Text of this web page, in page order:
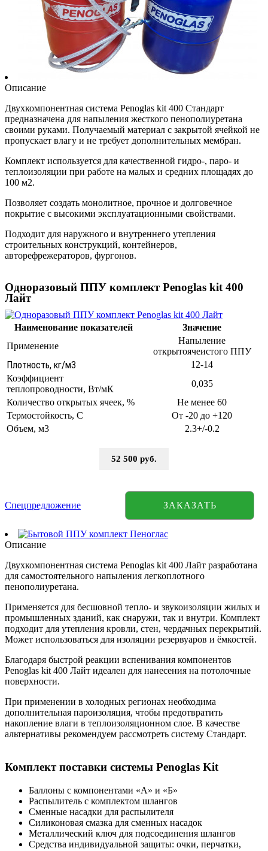
Описание
Двухкомпонентная система Penoglas kit 400 Стандарт
предназначена для напыления жесткого пенополиуретана
своими руками. Получаемый материал с закрытой ячейкой не
пропускает влагу и не требует дополнительных мембран.
Комплект используется для качественной гидро-, паро- и
теплоизоляции при работе на малых и средних площадях до
100 м2.
Позволяет создать монолитное, прочное и долговечное
покрытие с высокими эксплуатационными свойствами.
Подходит для наружного и внутреннего утепления
строительных конструкций, контейнеров,
авторефрежераторов, фургонов.
Одноразовый ППУ комплект Penoglas kit 400
Лайт
Наименование показателей
Значение
Применение
Напыление
открытоячеистого ППУ
Плотность, кг/м3
12-14
Коэффициент
теплопроводности, Вт/мК
0,035
Количество открытых ячеек, %
Не менее 60
Термостойкость, С
От -20 до +120
Объем, м3
2.3+/-0.2
52 500 руб.
Спецпредложение ЗАКАЗАТЬ
Описание
Двухкомпонентная система Penoglas kit 400 Лайт разработана
для самостоятельного напыления легкоплотного
пенополиуретана.
Применяется для бесшовной тепло- и звукоизоляции жилых и
промышленных зданий, как снаружи, так и внутри. Комплект
подходит для утепления кровли, стен, чердачных перекрытий.
Может использоваться для изоляции резервуаров и ёмкостей.
Благодаря быстрой реакции вспенивания компонентов
Penoglas kit 400 Лайт идеален для нанесения на потолочные
поверхности.
При применении в холодных регионах необходима
дополнительная пароизоляция, чтобы предотвратить
накопление влаги в теплоизоляционном слое. В качестве
альтернативы рекомендуем рассмотреть систему Стандарт.
Комплект поставки системы Penoglas Kit
Баллоны с компонентами «А» и «Б»
Распылитель с комплектом шлангов
Сменные насадки для распылителя
Силиконовая смазка для сменных насадок
Металлический ключ для подсоединения шлангов
Средства индивидуальной защиты: очки, перчатки,